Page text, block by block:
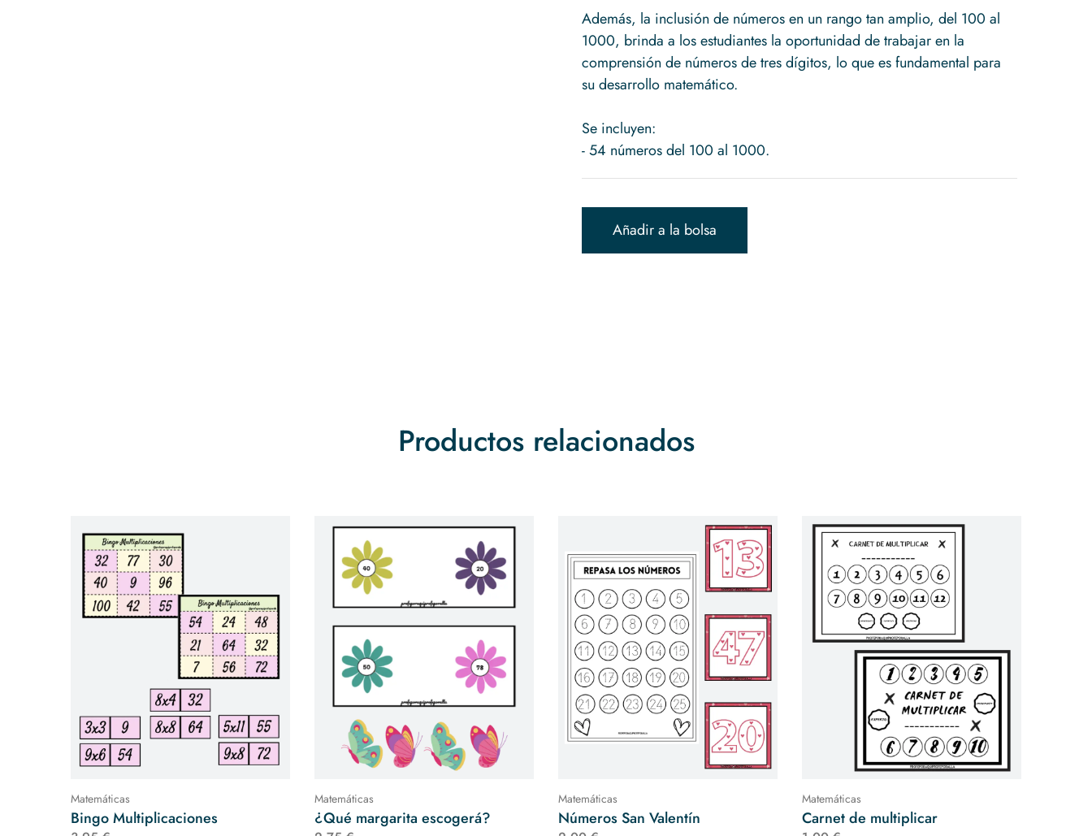
Además, la inclusión de números en un rango tan amplio, del 100 al
1000, brinda a los estudiantes la oportunidad de trabajar en la
comprensión de números de tres dígitos, lo que es fundamental para
su desarrollo matemático.
Se incluyen:
Añadir a la bolsa
Productos relacionados
Matemáticas
Bingo Multiplicaciones
Matemáticas
¿Qué margarita escogerá?
Matemáticas
Números San Valentín
Matemáticas
Carnet de multiplicar